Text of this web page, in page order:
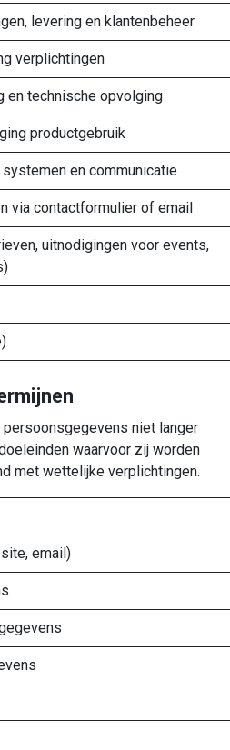
levering en klantenbeheer
verplichtingen
en technische opvolging
productgebruik
en communicatie
via contactformulier of email
uitnodigingen voor events,
persoonsgegevens niet langer
waarvoor zij worden
met wettelijke verplichtingen.
email)